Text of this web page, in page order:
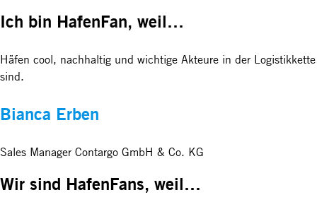
Ich bin HafenFan, weil…
Häfen cool, nachhaltig und wichtige Akteure in der Logistikkette
sind.
Bianca Erben
Sales Manager Contargo GmbH & Co. KG
Wir sind HafenFans, weil…